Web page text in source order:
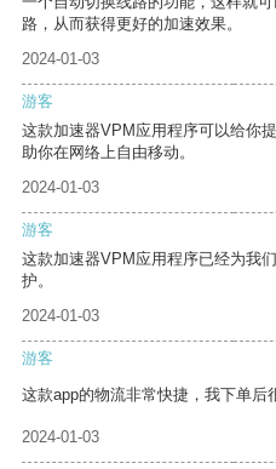
路，从而获得更好的加速效果。
2024-01-03
游客
这款加速器VPM应用程序可以给你
助你在网络上自由移动。
2024-01-03
游客
这款加速器VPM应用程序已经为我
护。
2024-01-03
游客
这款app的物流非常快捷，我下单后
2024-01-03